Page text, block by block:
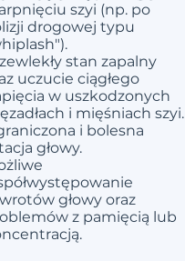
szyi (np. po
drogowej typu
stan zapalny
uczucie ciągłego
w uszkodzonych
i mięśniach szyi.
i bolesna
głowy.
głowy oraz
z pamięcią lub